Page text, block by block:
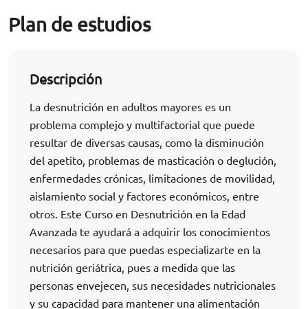
Plan de estudios
Descripción
La desnutrición en adultos mayores es un
problema complejo y multifactorial que puede
resultar de diversas causas, como la disminución
del apetito, problemas de masticación o deglución,
enfermedades crónicas, limitaciones de movilidad,
aislamiento social y factores económicos, entre
otros. Este Curso en Desnutrición en la Edad
Avanzada te ayudará a adquirir los conocimientos
necesarios para que puedas especializarte en la
nutrición geriátrica, pues a medida que las
personas envejecen, sus necesidades nutricionales
y su capacidad para mantener una alimentación